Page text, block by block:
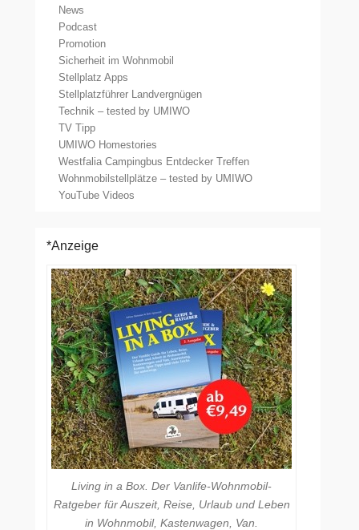
News
Podcast
Promotion
Sicherheit im Wohnmobil
Stellplatz Apps
Stellplatzführer Landvergnügen
Technik – tested by UMIWO
TV Tipp
UMIWO Homestories
Westfalia Campingbus Entdecker Treffen
Wohnmobilstellplätze – tested by UMIWO
YouTube Videos
*Anzeige
Living in a Box. Der Vanlife-Wohnmobil-
Ratgeber für Auszeit, Reise, Urlaub und Leben
in Wohnmobil, Kastenwagen, Van.